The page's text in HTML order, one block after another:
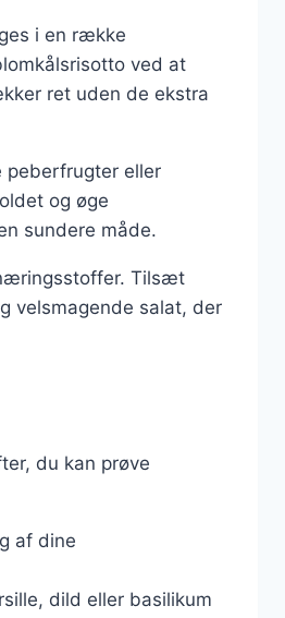
i en række
ved at
ret uden de ekstra
peberfrugter eller
og øge
sundere måde.
Tilsæt
velsmagende salat, der
du kan prøve
af dine
dild eller basilikum